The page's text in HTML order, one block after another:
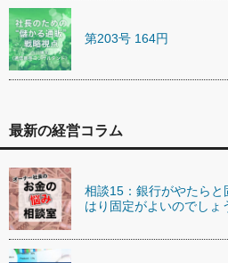
第203号 164円
最新の経営コラム
相談15：銀行がやたら
はり固定がよいのでしょ